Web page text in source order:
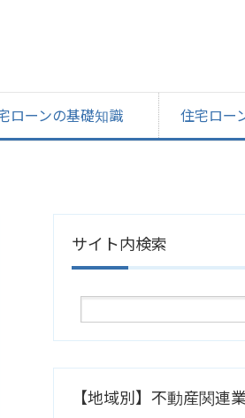
ローンの基礎知識 住宅ロー
サイト内検索
【地域別】不動産関連